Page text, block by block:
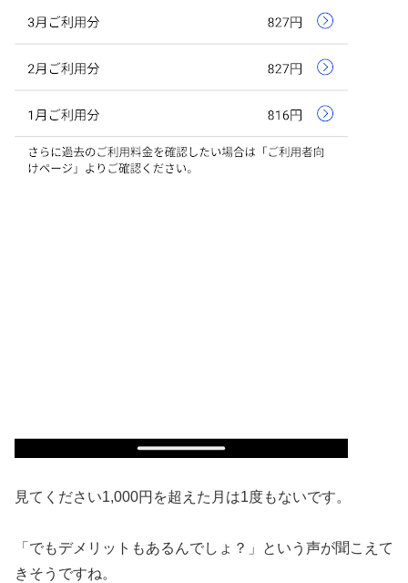
見てください1,000円を超えた月は1度もないです。
「でもデメリットもあるんでしょ？」という声が聞こえて
きそうですね。